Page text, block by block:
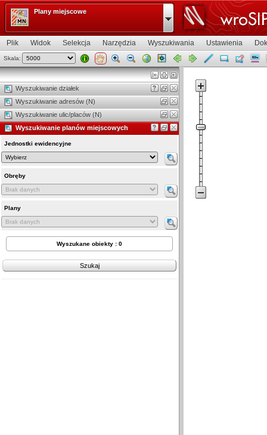
Plik Widok Selekcja Narzędzia Wyszukiwania Ustawienia
Skala:
Wyszukiwanie działek
Wyszukiwanie adresów (N)
Wyszukiwanie ulic/placów (N)
Jednostki ewidencyjne
Obręby
Plany
Wyszukane obiekty : 0
Szukaj
Wyszukiwanie planów miejscowych
Widok mapy
Plany miejscowe